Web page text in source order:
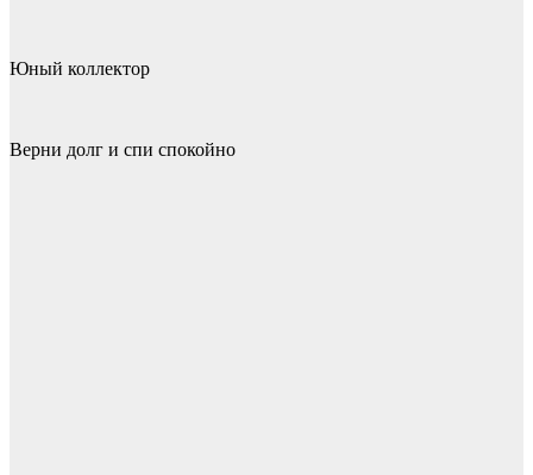
Юный коллектор
Верни долг и спи спокойно